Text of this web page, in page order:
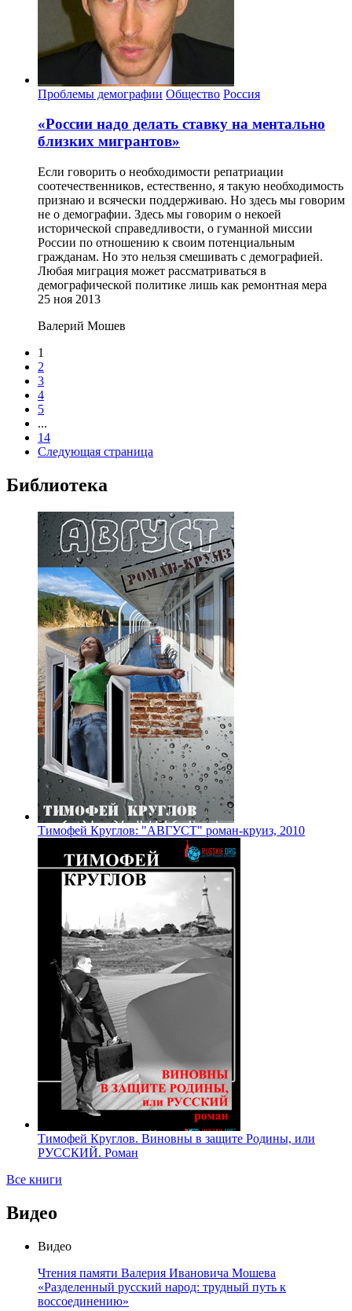
Проблемы демографии Общество Россия
«России надо делать ставку на ментально
близких мигрантов»
Если говорить о необходимости репатриации
соотечественников, естественно, я такую необходимость
признаю и всячески поддерживаю. Но здесь мы говорим
не о демографии. Здесь мы говорим о некоей
исторической справедливости, о гуманной миссии
России по отношению к своим потенциальным
гражданам. Но это нельзя смешивать с демографией.
Любая миграция может рассматриваться в
демографической политике лишь как ремонтная мера
25 ноя 2013
Валерий Мошев
1
2
3
4
5
...
14
Следующая страница
Библиотека
Тимофей Круглов: "АВГУСТ" роман-круиз, 2010
Тимофей Круглов. Виновны в защите Родины, или
РУССКИЙ. Роман
Все книги
Видео
Видео
Чтения памяти Валерия Ивановича Мошева
«Разделенный русский народ: трудный путь к
воссоединению»